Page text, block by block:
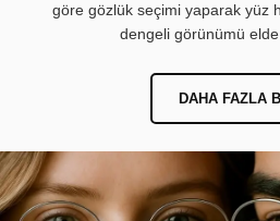
göre gözlük seçimi yaparak yüz
dengeli görünümü
DAHA FAZLA